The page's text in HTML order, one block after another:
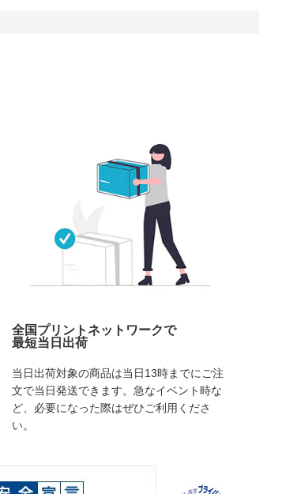
全国プリントネットワークで
最短当日出荷
当日出荷対象の商品は当日13時までにご注
文で当日発送できます。急なイベント時な
ど、必要になった際はぜひご利用くださ
い。